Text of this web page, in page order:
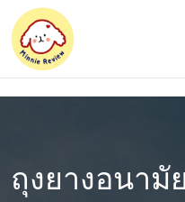
ถุงยางอนามั